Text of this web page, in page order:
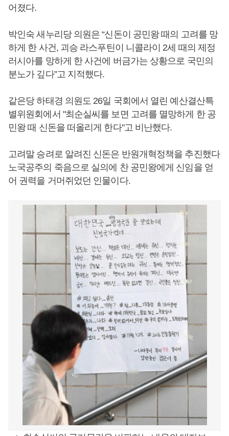
어졌다.
박인숙 새누리당 의원은 “신돈이 공민왕 때의 고려를 망
하게 한 사건, 괴승 라스푸틴이 니콜라이 2세 때의 제정
러시아를 망하게 한 사건에 버금가는 상황으로 국민의
분노가 깊다”고 지적했다.
같은당 하태경 의원도 26일 국회에서 열린 예산결산특
별위원회에서 "최순실씨를 보면 고려를 멸망하게 한 공
민왕 때 신돈을 떠올리게 한다"고 비난했다.
고려말 승려로 알려진 신돈은 반원개혁정책을 추진했다
노국공주의 죽음으로 실의에 찬 공민왕에게 신임을 얻
어 권력을 거머쥐었던 인물이다.